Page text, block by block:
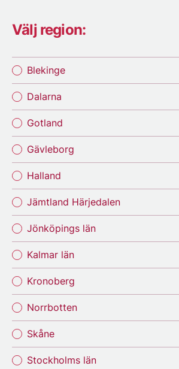
Välj region:
Blekinge
Dalarna
Gotland
Gävleborg
Halland
Jämtland Härjedalen
Jönköpings län
Kalmar län
Kronoberg
Norrbotten
Skåne
Stockholms län